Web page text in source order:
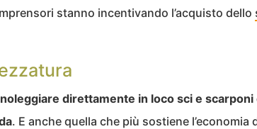
stanno incentivando l’acquisto dello
noleggiare direttamente in loco sci e scarponi
. E anche quella che più sostiene l’economia